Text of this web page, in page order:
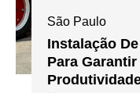
São Paulo
Instalação
Para